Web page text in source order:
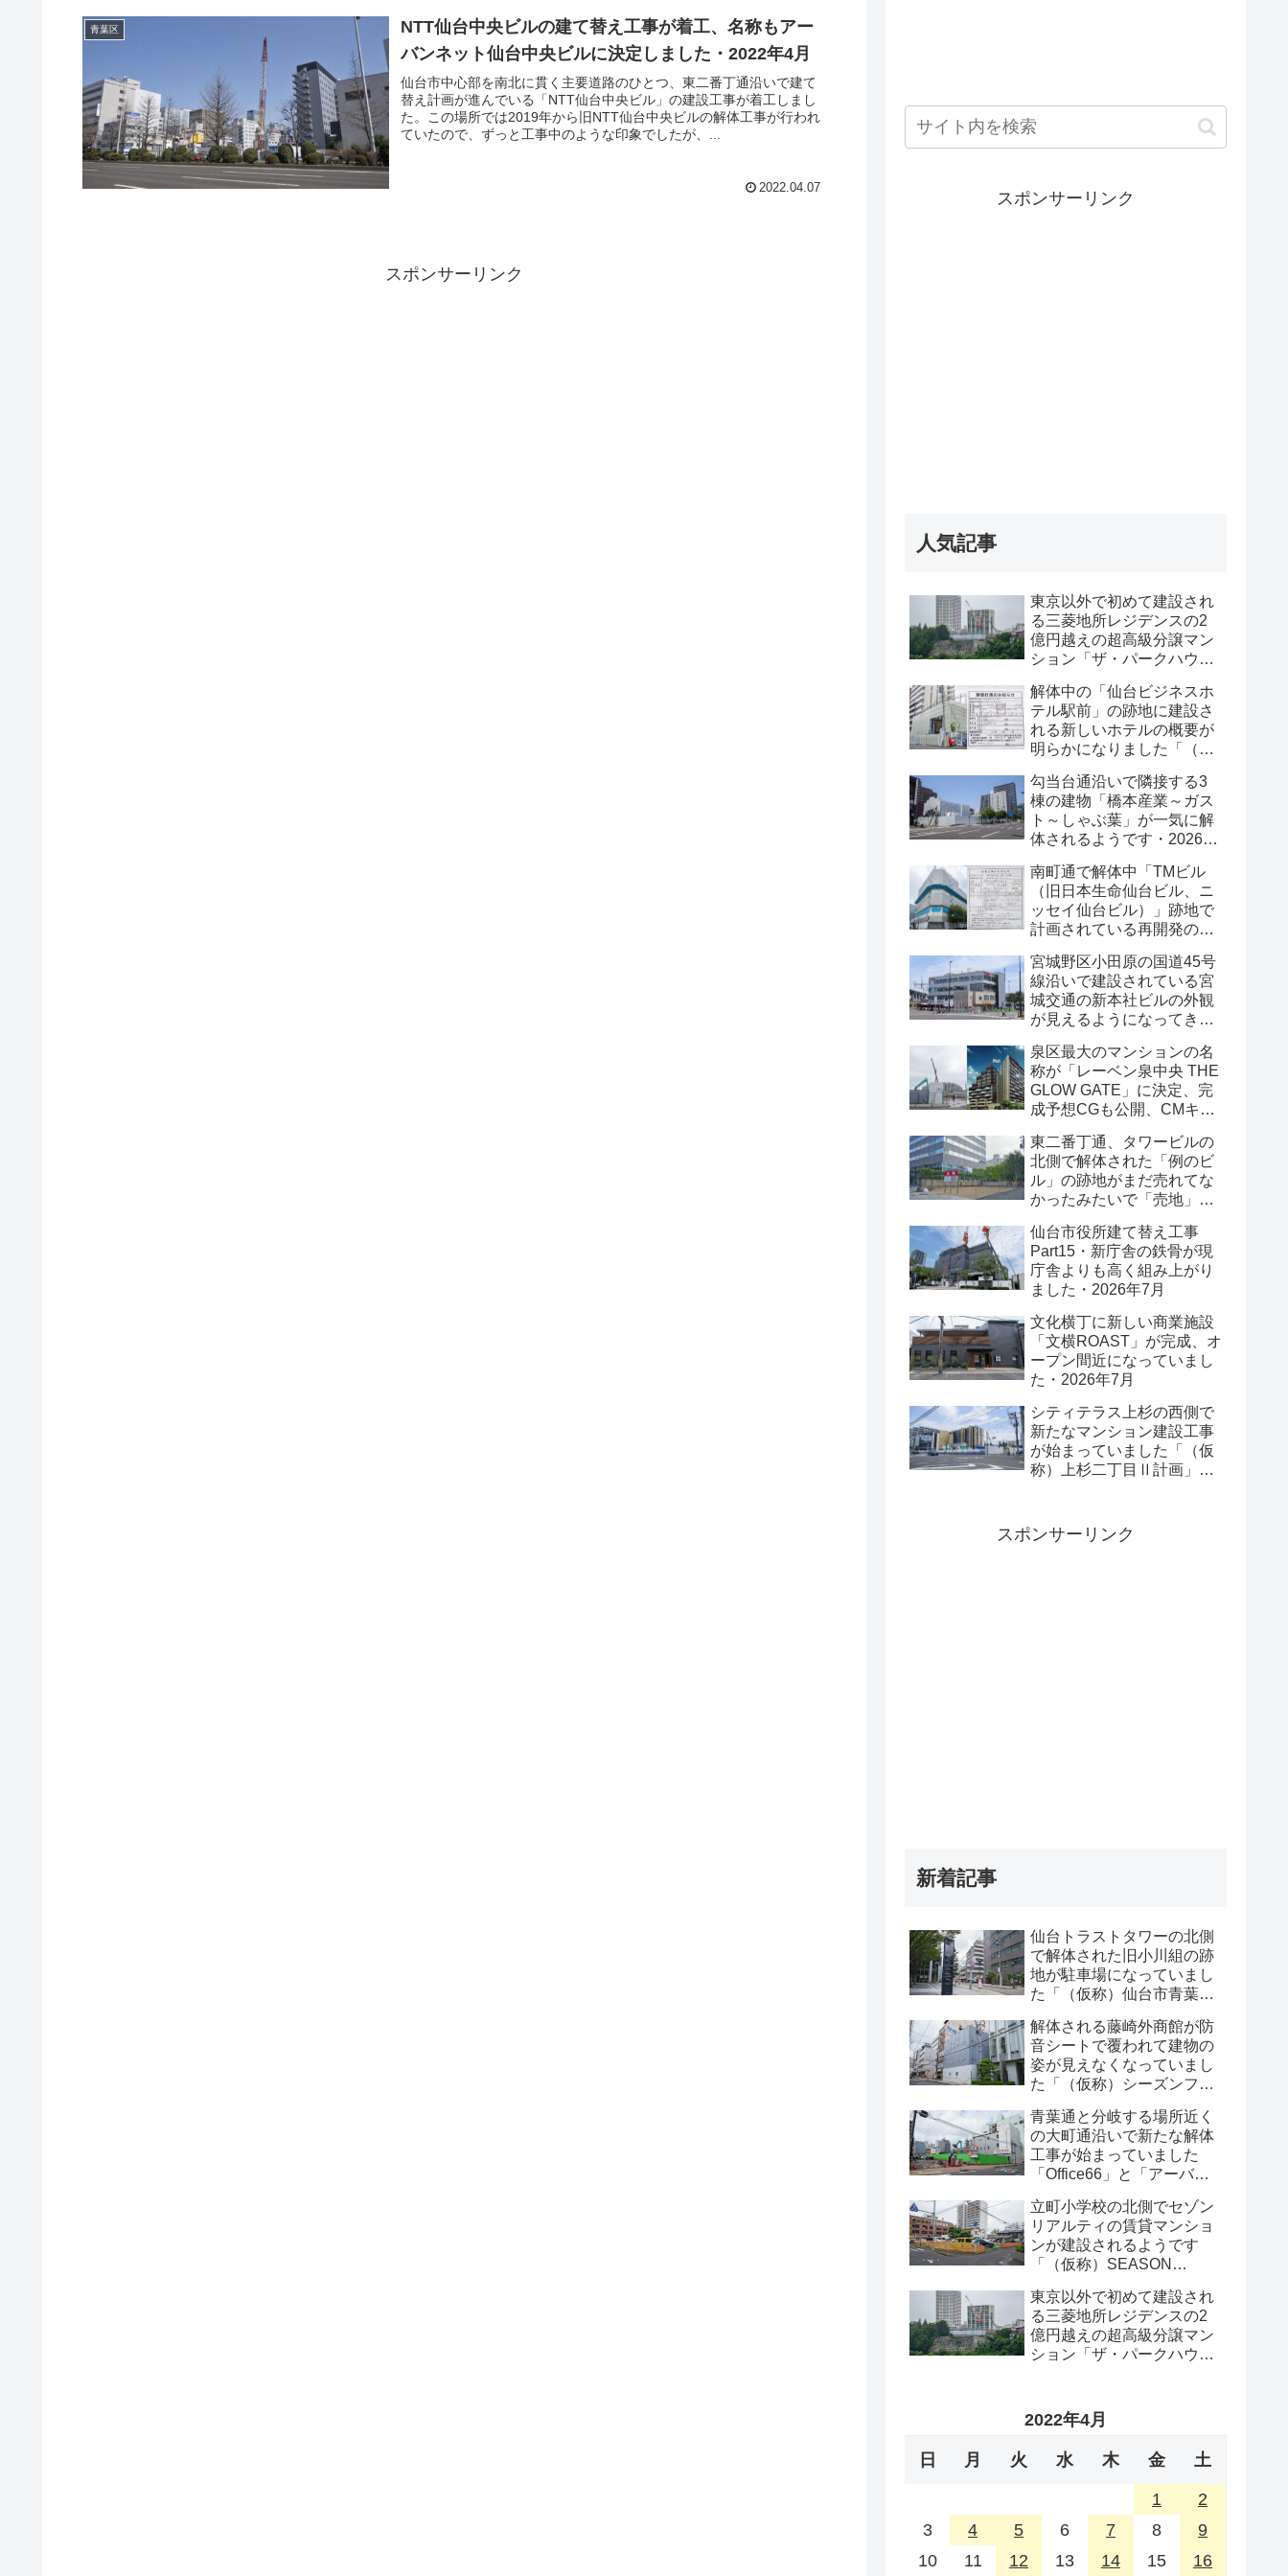
青葉区
NTT仙台中央ビルの建て替え工事が着工、名称もアー
バンネット仙台中央ビルに決定しました・2022年4月
仙台市中心部を南北に貫く主要道路のひとつ、東二番丁通沿いで建て
替え計画が進んでいる「NTT仙台中央ビル」の建設工事が着工しまし
た。この場所では2019年から旧NTT仙台中央ビルの解体工事が行われ
ていたので、ずっと工事中のような印象でしたが、...
2022.04.07
スポンサーリンク
スポンサーリンク
人気記事
東京以外で初めて建設され
る三菱地所レジデンスの2
億円越えの超高級分譲マン
ション「ザ・パークハウス
上がってきました・2026 年
8月
解体中の「仙台ビジネスホ
テル駅前」の跡地に建設さ
れる新しいホテルの概要が
明らかになりました「（仮
築工事」・2026年7月
勾当台通沿いで隣接する3
棟の建物「橋本産業～ガス
ト～しゃぶ葉」が一気に解
体されるようです・2026年
南町通で解体中「TMビル
（旧日本生命仙台ビル、ニ
ッセイ仙台ビル）」跡地で
計画されている再開発の
掲示されていました・2026
年7月
宮城野区小田原の国道45号
線沿いで建設されている宮
城交通の新本社ビルの外観
が見えるようになってきま
泉区最大のマンションの名
称が「レーベン泉中央 THE
GLOW GATE」に決定、完
成予想CGも公開、CMキャ
チマンが起用されました・
2026年7月
東二番丁通、タワービルの
北側で解体された「例のビ
ル」の跡地がまだ売れてな
かったみたいで「売地」の
年7月16日
仙台市役所建て替え工事
Part15・新庁舎の鉄骨が現
庁舎よりも高く組み上がり
ました・2026年7月
文化横丁に新しい商業施設
「文横ROAST」が完成、オ
ープン間近になっていまし
た・2026年7月
シティテラス上杉の西側で
新たなマンション建設工事
が始まっていました「（仮
称）上杉二丁目Ⅱ計画」・
スポンサーリンク
新着記事
仙台トラストタワーの北側
で解体された旧小川組の跡
地が駐車場になっていまし
た「（仮称）仙台市青葉区
解体工事」・2026年8月
解体される藤崎外商館が防
音シートで覆われて建物の
姿が見えなくなっていまし
た「（仮称）シーズンフラ
2026年8月
青葉通と分岐する場所近く
の大町通沿いで新たな解体
工事が始まっていました
「Office66」と「アーバン
2026年8月
立町小学校の北側でセゾン
リアルティの賃貸マンショ
ンが建設されるようです
「（仮称）SEASON
工事」・2026年8月
東京以外で初めて建設され
る三菱地所レジデンスの2
億円越えの超高級分譲マン
ション「ザ・パークハウス
8月
2022年4月
日 月 火 水 木 金 土
1
2
3
4 5 6 7 8
9
10
11 12 13 14 15 16